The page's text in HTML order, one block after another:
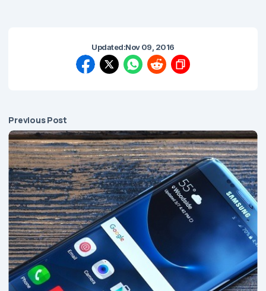
Updated:Nov 09, 2016
Previous Post